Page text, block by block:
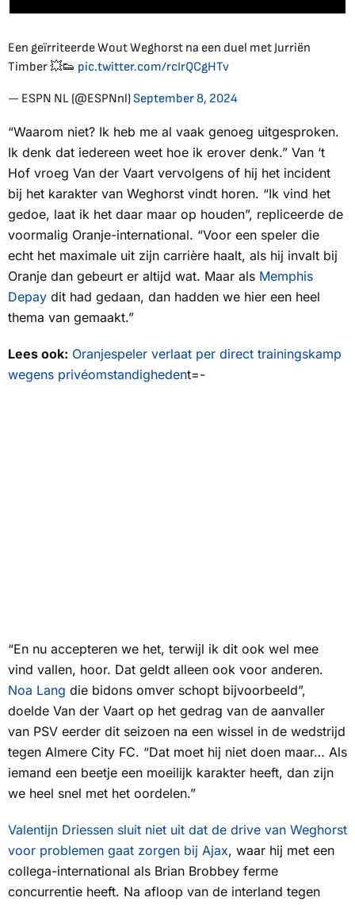
Een geïrriteerde Wout Weghorst na een duel met Jurriën
Timber 💥👟 pic.twitter.com/rcIrQCgHTv
— ESPN NL (@ESPNnl)September 8, 2024
“Waarom niet? Ik heb me al vaak genoeg uitgesproken.
Ik denk dat iedereen weet hoe ik erover denk.” Van ‘t
Hof vroeg Van der Vaart vervolgens of hij het incident
bij het karakter van Weghorst vindt horen. “Ik vind het
gedoe, laat ik het daar maar op houden”, repliceerde de
voormalig Oranje-international. “Voor een speler die
echt het maximale uit zijn carrière haalt, als hij invalt bij
Oranje dan gebeurt er altijd wat. Maar als Memphis
Depay dit had gedaan, dan hadden we hier een heel
thema van gemaakt.”
Lees ook: Oranjespeler verlaat per direct trainingskamp
wegens privéomstandighedent=-
“En nu accepteren we het, terwijl ik dit ook wel mee
vind vallen, hoor. Dat geldt alleen ook voor anderen.
Noa Lang die bidons omver schopt bijvoorbeeld”,
doelde Van der Vaart op het gedrag van de aanvaller
van PSV eerder dit seizoen na een wissel in de wedstrijd
tegen Almere City FC. “Dat moet hij niet doen maar… Als
iemand een beetje een moeilijk karakter heeft, dan zijn
we heel snel met het oordelen.”
Valentijn Driessen sluit niet uit dat de drive van Weghorst
voor problemen gaat zorgen bij Ajax, waar hij met een
collega-international als Brian Brobbey ferme
concurrentie heeft. Na afloop van de interland tegen